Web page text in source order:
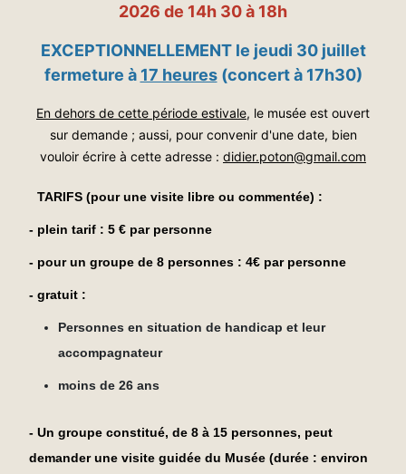
2026 de 14h 30 à 18h
EXCEPTIONNELLEMENT le jeudi 30 juillet
fermeture à 17 heures(concert à 17h30)
En dehors de cette période estivale, le musée est ouvert
sur demande ; aussi, pour convenir d'une date, bien
vouloir écrire à cette adresse : didier.poton@gmail.com
TARIFS (pour une visite libre ou commentée) :
- plein tarif : 5 € par personne
- pour un groupe de 8 personnes : 4€ par personne
- gratuit :
Personnes en situation de handicap et leur
accompagnateur
moins de 26 ans
- Un groupe constitué, de 8 à 15 personnes, peut
demander une visite guidée du Musée (durée : environ